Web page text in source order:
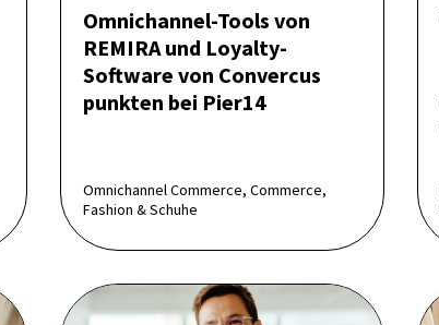
Omnichannel-Tools von
REMIRA und Loyalty-
Software von Convercus
punkten bei Pier14
Omnichannel Commerce, Commerce,
Fashion & Schuhe